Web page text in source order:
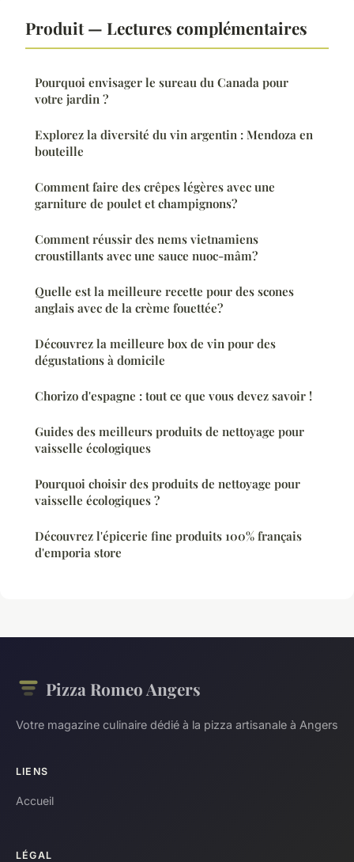
Produit — Lectures complémentaires
Pourquoi envisager le sureau du Canada pour
votre jardin ?
Explorez la diversité du vin argentin : Mendoza en
bouteille
Comment faire des crêpes légères avec une
garniture de poulet et champignons?
Comment réussir des nems vietnamiens
croustillants avec une sauce nuoc-mâm?
Quelle est la meilleure recette pour des scones
anglais avec de la crème fouettée?
Découvrez la meilleure box de vin pour des
dégustations à domicile
Chorizo d'espagne : tout ce que vous devez savoir !
Guides des meilleurs produits de nettoyage pour
vaisselle écologiques
Pourquoi choisir des produits de nettoyage pour
vaisselle écologiques ?
Découvrez l'épicerie fine produits 100% français
d'emporia store
Pizza Romeo Angers
Votre magazine culinaire dédié à la pizza artisanale à Angers
LIENS
Accueil
LÉGAL